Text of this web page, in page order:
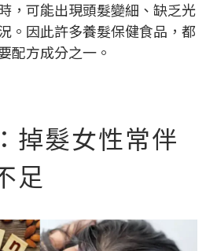
，可能出現頭髮變細、缺乏光
。因此許多養髮保健食品，都
配方成分之一。
掉髮女性常伴
足